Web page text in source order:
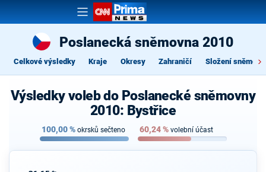
Poslanecká sněmovna 2010
Celkové výsledky Kraje Okresy Zahraničí Složení
Výsledky voleb do Poslanecké sněmovny
2010: Bystřice
100,00% okrsků sečteno 60,24% volební účast